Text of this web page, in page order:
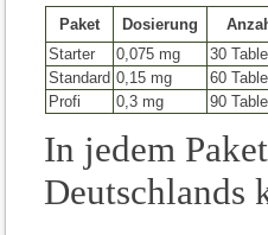
Paket Dosierung
Starter
0,075 mg 30
Standard 0,15 mg 60
Profi
0,3 mg 90
In jedem
Deutschlands